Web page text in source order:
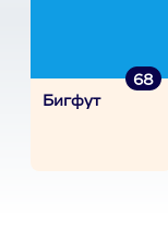
68
Бигфут